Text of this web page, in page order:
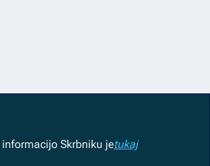
informacijo Skrbniku jetukaj